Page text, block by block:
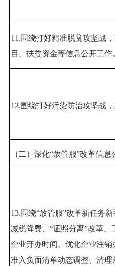
11.围绕打好精准脱贫攻坚战
目、扶贫资金等信息公开工作
12.围绕打好污染防治攻坚战
（二）深化“放管服”改革信息
13.围绕“放管服”改革新任务
减税降费、 “证照分离”改革、
企业开办时间、优化企业注
准入负面清单动态调整、清